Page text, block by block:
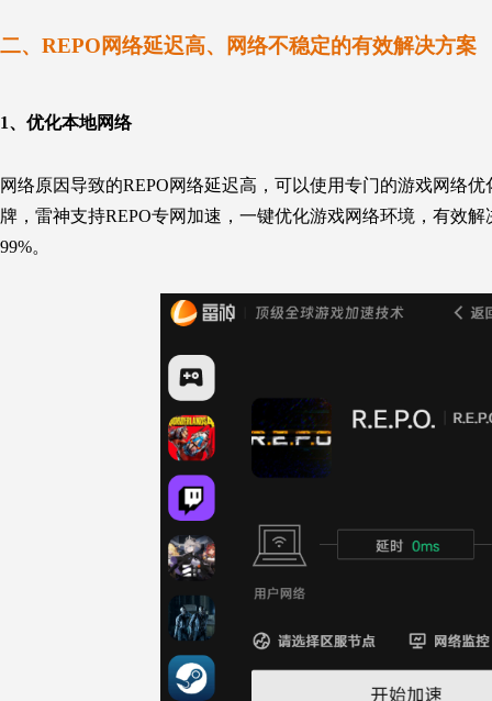
二、 REPO网络延迟高、网络不稳定的有效解决方案
1、 优化本地网络
网络原因导致的REPO网络延迟高，可以使用专门的游戏网络
牌，雷神支持REPO专网加速，一键优化游戏网络环境，有效
99%。